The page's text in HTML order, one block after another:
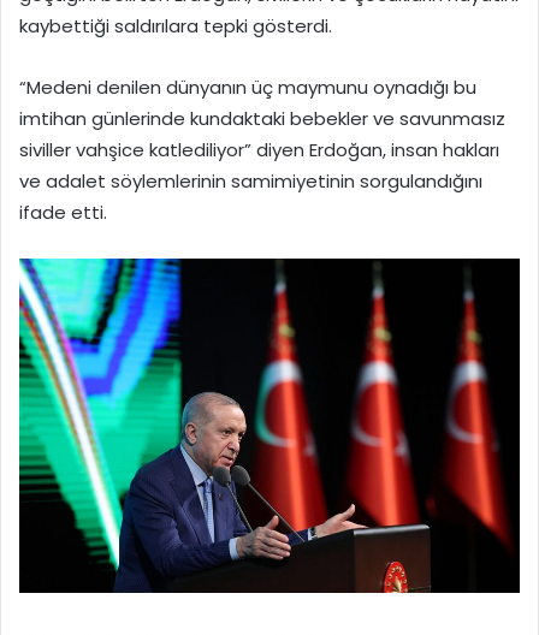
kaybettiği saldırılara tepki gösterdi.
“Medeni denilen dünyanın üç maymunu oynadığı bu
imtihan günlerinde kundaktaki bebekler ve savunmasız
siviller vahşice katlediliyor” diyen Erdoğan, insan hakları
ve adalet söylemlerinin samimiyetinin sorgulandığını
ifade etti.